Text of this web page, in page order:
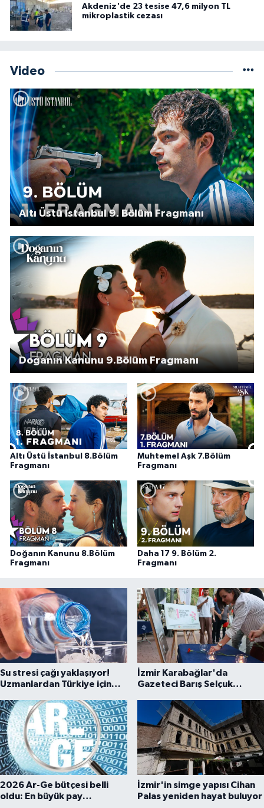
Akdeniz'de 23 tesise 47,6 milyon TL
mikroplastik cezası
Video
Altı Üstü İstanbul 9. Bölüm Fragmanı
Doğanın Kanunu 9.Bölüm Fragmanı
Altı Üstü İstanbul 8.Bölüm
Fragmanı
Muhtemel Aşk 7.Bölüm
Fragmanı
Doğanın Kanunu 8.Bölüm
Fragmanı
Daha 17 9. Bölüm 2.
Fragmanı
Su stresi çağı yaklaşıyor!
Uzmanlardan Türkiye için
İzmir Karabağlar'da
Gazeteci Barış Selçuk
2026 Ar-Ge bütçesi belli
oldu: En büyük pay
İzmir'in simge yapısı Cihan
Palas yeniden hayat buluyor